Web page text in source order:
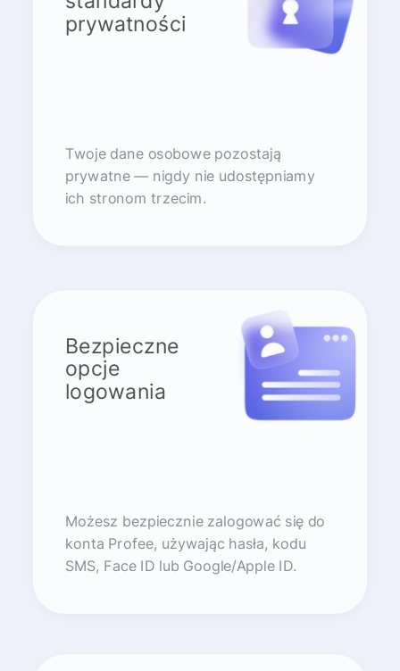
prywatności
Twoje dane osobowe pozostają
prywatne — nigdy nie udostępniamy
ich stronom trzecim.
Bezpieczne
opcje
logowania
Możesz bezpiecznie zalogować się do
konta Profee, używając hasła, kodu
SMS, Face ID lub Google/Apple ID.